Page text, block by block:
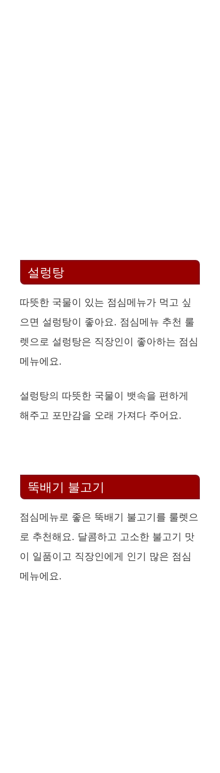
설렁탕
따뜻한 국물이 있는 점심메뉴가 먹고 싶
으면 설렁탕이 좋아요. 점심메뉴 추천 룰
렛으로 설렁탕은 직장인이 좋아하는 점심
메뉴에요.
설렁탕의 따뜻한 국물이 뱃속을 편하게
해주고 포만감을 오래 가져다 주어요.
뚝배기 불고기
점심메뉴로 좋은 뚝배기 불고기를 룰렛으
로 추천해요. 달콤하고 고소한 불고기 맛
이 일품이고 직장인에게 인기 많은 점심
메뉴에요.